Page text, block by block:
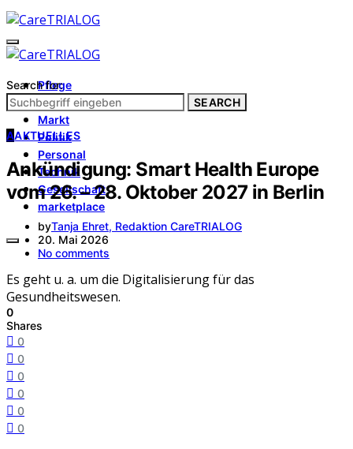
Pflege
Architektur
Markt
Politik
Personal
Technik
Gesellschaft
marketplace
Search for:
SEARCH
AAKTUELLES
Ankündigung: Smart Health Europe
vom 26. – 28. Oktober 2027 in Berlin
byTanja Ehret, Redaktion CareTRIALOG
20. Mai 2026
No comments
Es geht u. a. um die Digitalisierung für das
Gesundheitswesen.
0
Shares
0
0
0
0
0
0